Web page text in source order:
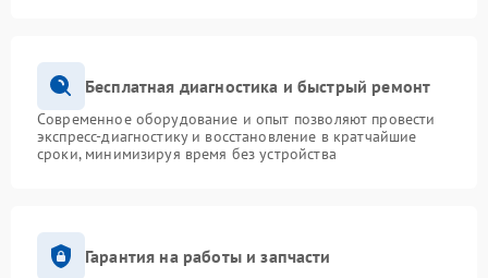
Бесплатная диагностика и быстрый ремонт
Современное оборудование и опыт позволяют провести
экспресс-диагностику и восстановление в кратчайшие
сроки, минимизируя время без устройства
Гарантия на работы и запчасти